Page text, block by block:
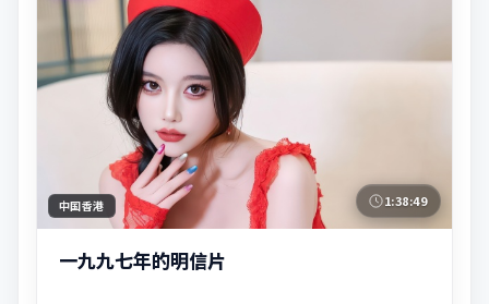
中国香港 1:38:49
一九九七年的明信片